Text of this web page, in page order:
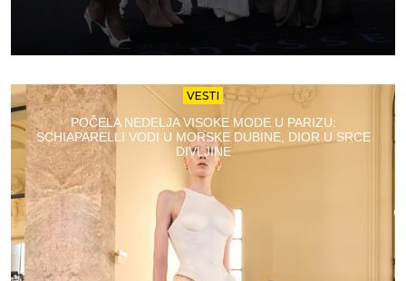
VESTI
POČELA NEDELJA VISOKE MODE U PARIZU:
SCHIAPARELLI VODI U MORSKE DUBINE, DIOR U SRCE
DIVLJINE